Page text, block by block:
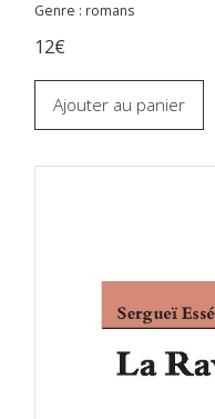
Genre : romans
12€
Ajouter au panier